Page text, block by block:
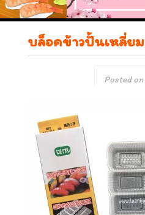
บล็อคข้าวปั้นเหลี่ยม
Posted on